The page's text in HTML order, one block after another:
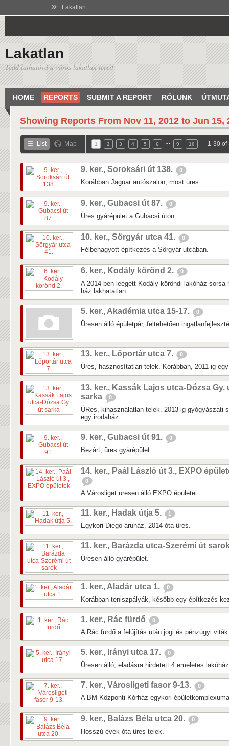
» Lakatlan
Lakatlan
Tedd láthatóvá a város lakatlan tereit
HOME REPORTS SUBMIT A REPORT RÓLUNK
Showing Reports From Nov 11, 2012 to Jun 15,
List Map 1 2 3 4 5 6 9 10 1-30 of
9. ker., Soroksári út 138. 0
Korábban Jaguar autószalon, most üres.
9. ker., Gubacsi út 87. 0
Üres gyárépület a Gubacsi úton.
10. ker., Sörgyár utca 41. 0
Félbehagyott építkezés a Sörgyár utcában.
6. ker., Kodály körönd 2. 0
A 2014-ben leégett Kodály köröndi lakóház sorsa
ház lakhatatlan.
5. ker., Akadémia utca 15-17. 0
Üresen álló épületpár, feltehetően
13. ker., Lőportár utca 7. 0
Üres, hasznosítatlan telek. Korábban, 2011-ig
13. ker., Kassák Lajos utca-Dózsa Gy.
sarka
0
ÜRes, kihasználatlan telek. 2013-ig gyógyászati
egy irodaház...
9. ker., Gubacsi út 91. 0
Bezárt, üres gyárépület.
14. ker., Paál László út 3., EXPO
0
A Városliget üresen álló EXPO épületei.
11. ker., Hadak útja 5. 1
Egykori Diego áruház, 2014 óta üres.
11. ker., Barázda utca-Szerémi út
Üresen álló gyárépület.
1. ker., Aladár utca 1. 0
Korábban teniszpályák, később egy építkezés
1. ker., Rác fürdő 0
A Rác fürdő a felújítás után jogi és pénzügyi
5. ker., Irányi utca 17. 0
Üresen álló, eladásra hirdetett 4 emeletes
7. ker., Városligeti fasor 9-13. 0
A BM Központi Kórház egykori
9. ker., Balázs Béla utca 20. 0
Hosszú évek óta üres telek.